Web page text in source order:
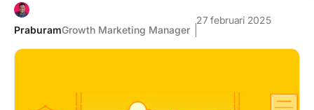
PraburamGrowth Marketing Manager
27 februari 2025